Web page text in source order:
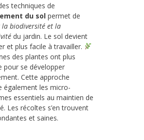
techniques de
du sol permet de
la biodiversité et la
du jardin. Le sol devient
et plus facile à travailler.
des plantes ont plus
pour se développer
Cette approche
également les micro-
essentiels au maintien de
Les récoltes s’en trouvent
et saines.